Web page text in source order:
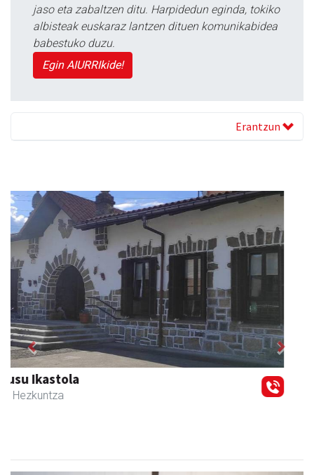
jaso eta zabaltzen ditu. Harpidedun eginda, tokiko
albisteak euskaraz lantzen dituen komunikabidea
babestuko duzu.
Egin AIURRIkide!
Erantzun
Zizurkilgo Udala
Zizurkil - Udaletxeak
Previous Next